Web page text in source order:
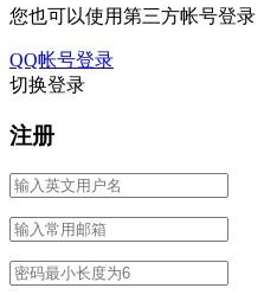
您也可以使用第三方帐号登录
QQ帐号登录
切换登录
注册